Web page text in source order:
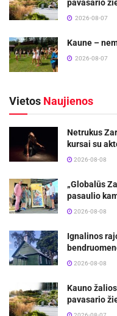
pavasario
2026-08-07
Kaune –
2026-08-07
Vietos Naujienos
Netrukus
kursai su
2026-08-08
„Globalūs
pasaulio
2026-08-08
Ignalinos
2026-08-08
Kauno
pavasario